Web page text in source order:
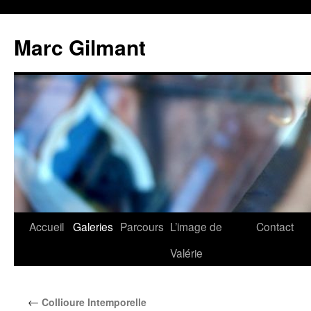
Marc Gilmant
Accueil Galeries Parcours L’image de
Valérie
Contact
← Collioure Intemporelle